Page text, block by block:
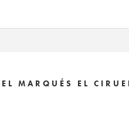
MARQUÉS EL